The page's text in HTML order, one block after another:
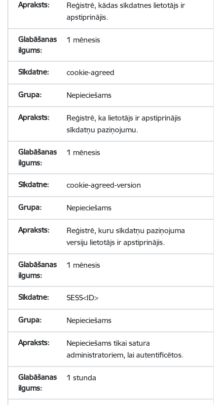
Reģistrē, kādas sīkdatnes lietotājs ir
apstiprinājis.
1 mēnesis
cookie-agreed
Nepieciešams
Reģistrē, ka lietotājs ir apstiprinājis
sīkdatņu paziņojumu.
1 mēnesis
cookie-agreed-version
Nepieciešams
Reģistrē, kuru sīkdatņu paziņojuma
versiju lietotājs ir apstiprinājis.
1 mēnesis
SESS<ID>
Nepieciešams
Nepieciešams tikai satura
administratoriem, lai autentificētos.
1 stunda